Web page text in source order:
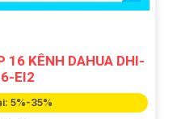
16 KÊNH DAHUA DHI-
EI2
5%-35%